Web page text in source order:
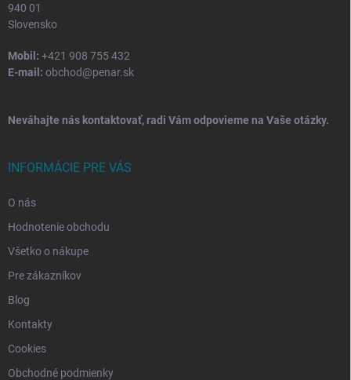
940 01
Slovensko
Mobil: +421 908 755 432
E-mail: obchod@penar.sk
Neváhajte nás kontaktovať, radi Vám odpovieme na Vaše otázky.
INFORMÁCIE PRE VÁS
O nás
Hodnotenie obchodu
Všetko o nákupe
Pre zákazníkov
Blog
Kontakty
Cookies
Obchodné podmienky